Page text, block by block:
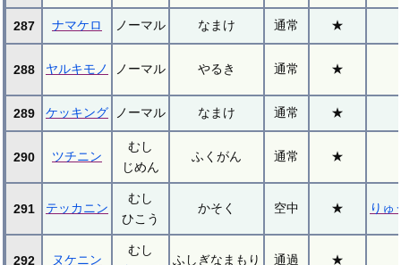
287 ナマケロ ノーマル なまけ 通常 ★
288 ヤルキモノ ノーマル やるき 通常 ★
289 ケッキング ノーマル なまけ 通常 ★
290 ツチニン
むし
じめん
ふくがん 通常 ★
291 テッカニン
むし
ひこう
かそく 空中 ★ りゅ
292 ヌケニン
むし
ふしぎなまもり 通過 ★